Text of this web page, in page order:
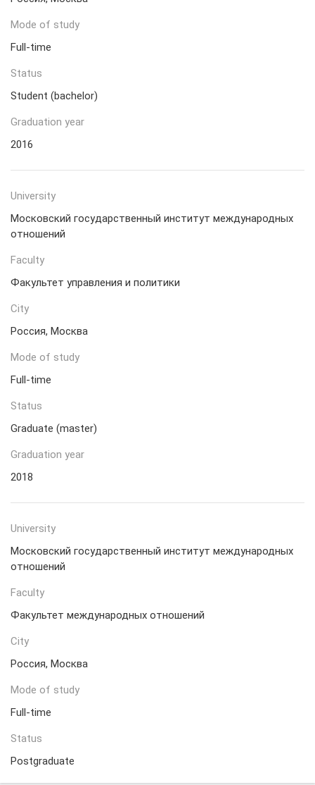
Mode of study
Full-time
Status
Student (bachelor)
Graduation year
2016
University
Московский государственный институт международных
отношений
Faculty
Факультет управления и политики
City
Россия, Москва
Mode of study
Full-time
Status
Graduate (master)
Graduation year
2018
University
Московский государственный институт международных
отношений
Faculty
Факультет международных отношений
City
Россия, Москва
Mode of study
Full-time
Status
Postgraduate